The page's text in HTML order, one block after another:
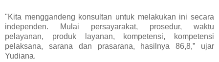
"Kita menggandeng konsultan untuk melakukan ini secara
independen. Mulai persayarakat, prosedur, waktu
pelayanan, produk layanan, kompetensi, kompetensi
pelaksana, sarana dan prasarana, hasilnya 86,8,” ujar
Yudiana.